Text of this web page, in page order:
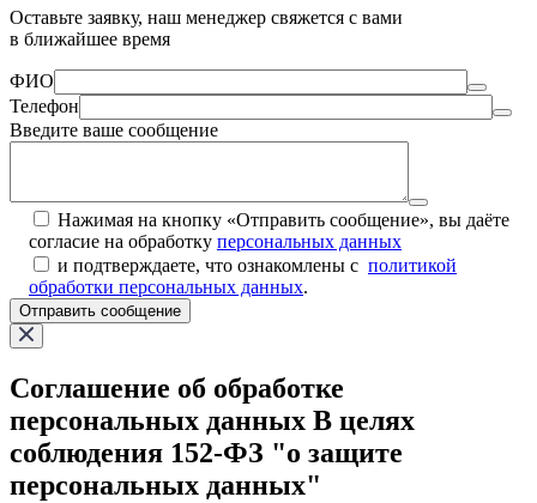
Оставьте заявку, наш менеджер свяжется с вами
в ближайшее время
ФИО
Телефон
Введите ваше сообщение
Нажимая на кнопку «Отправить сообщение», вы даёте
согласие на обработку персональных данных
и подтверждаете, что ознакомлены с политикой
обработки персональных данных.
Отправить сообщение
Соглашение об обработке
персональных данных В целях
соблюдения 152-ФЗ "о защите
персональных данных"